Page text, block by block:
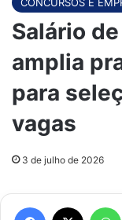
Salário
amplia
para
vagas
3 de julho de 2026
Facebook